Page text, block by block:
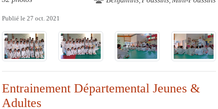
Publié le 27 oct. 2021
Entrainement Départemental Jeunes &
Adultes